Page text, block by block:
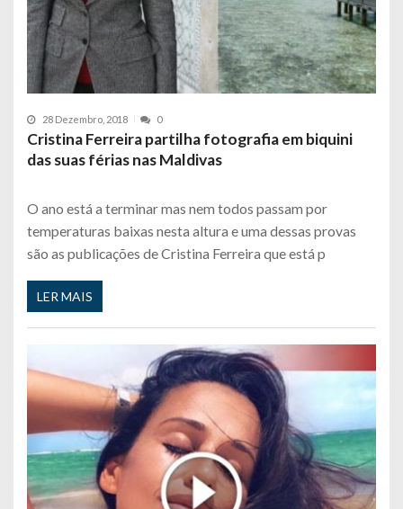
28 Dezembro, 2018 0
Cristina Ferreira partilha fotografia em biquini
das suas férias nas Maldivas
O ano está a terminar mas nem todos passam por
temperaturas baixas nesta altura e uma dessas provas
são as publicações de Cristina Ferreira que está p
LER MAIS